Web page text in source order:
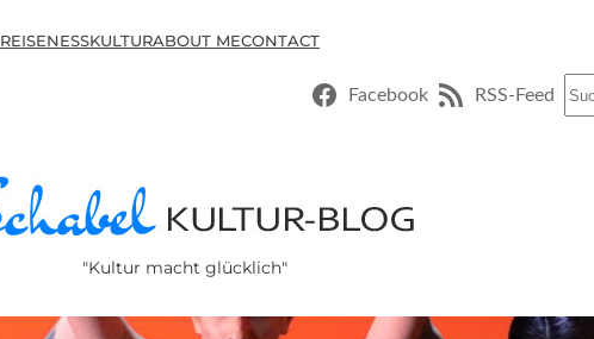
REISENESSKULTURABOUT MECONTACT
Facebook RSS-Feed
"Kultur macht glücklich"